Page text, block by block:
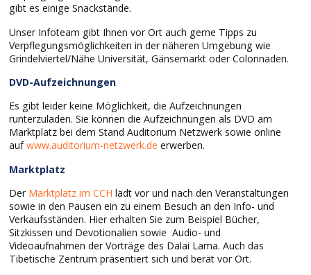
gibt es einige Snackstände.
Unser Infoteam gibt Ihnen vor Ort auch gerne Tipps zu
Verpflegungsmöglichkeiten in der näheren Umgebung wie
Grindelviertel/Nähe Universität, Gänsemarkt oder Colonnaden.
DVD-Aufzeichnungen
Es gibt leider keine Möglichkeit, die Aufzeichnungen
runterzuladen. Sie können die Aufzeichnungen als DVD am
Marktplatz bei dem Stand Auditorium Netzwerk sowie online
aufwww.auditorium-netzwerk.de erwerben.
Marktplatz
Der Marktplatz im CCH lädt vor und nach den Veranstaltungen
sowie in den Pausen ein zu einem Besuch an den Info- und
Verkaufsständen. Hier erhalten Sie zum Beispiel Bücher,
Sitzkissen und Devotionalien sowie Audio- und
Videoaufnahmen der Vorträge des Dalai Lama. Auch das
Tibetische Zentrum präsentiert sich und berät vor Ort.